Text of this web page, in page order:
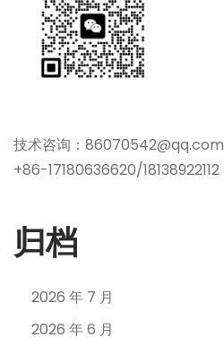
技术咨询：86070542@qq.com
+86-17180636620/18138922112
归档
2026 年 7 月
2026 年 6 月